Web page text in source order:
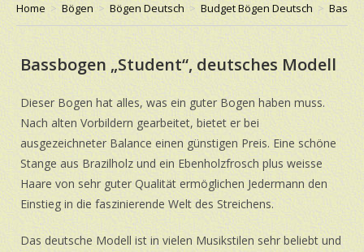
Home > Bögen > Bögen Deutsch > Budget Bögen Deutsch >
Bassbogen „Student“, deutsches Modell
Dieser Bogen hat alles, was ein guter Bogen haben muss.
Nach alten Vorbildern gearbeitet, bietet er bei
ausgezeichneter Balance einen günstigen Preis. Eine schöne
Stange aus Brazilholz und ein Ebenholzfrosch plus weisse
Haare von sehr guter Qualität ermöglichen Jedermann den
Einstieg in die faszinierende Welt des Streichens.
Das deutsche Modell ist in vielen Musikstilen sehr beliebt und